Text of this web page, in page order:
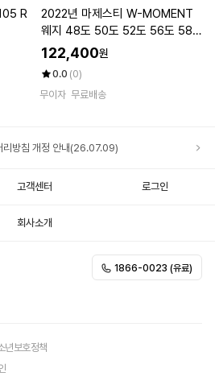
R
2022년 마제스티 W-MOMENT
웨지 48도 50도 52도 56도 58
도 - 950S스틸
122,400원
0.0 (0)
무이자 무료배송
리방침 개정 안내(26.07.09)
고객센터 로그인
회사소개
년보호정책
1866-0023 (유료)